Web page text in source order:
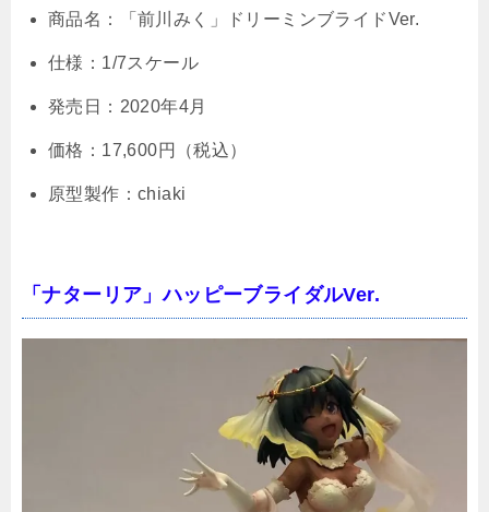
商品名：「前川みく」ドリーミンブライドVer.
仕様：1/7スケール
発売日：2020年4月
価格：17,600円（税込）
原型製作：chiaki
「ナターリア」ハッピーブライダルVer.